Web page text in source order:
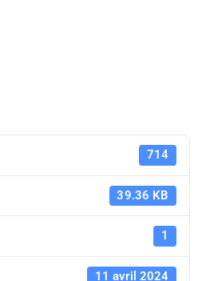
714
39.36 KB
1
11 avril 2024